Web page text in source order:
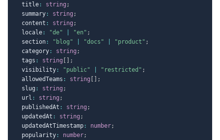
  title
: string ;
  summary
: string ;
  content
: string ;
  locale
: "de" "en" ;
  section
: "blog" "docs" "product" ;
  category
: string ;
  tags
: string
;
  visibility
: "public" "restricted" ;
  allowedTeams
: string
;
  slug
: string ;
  url
: string ;
  publishedAt
: string ;
  updatedAt
: string ;
  updatedAtTimestamp
: number;
  popularity
: number;